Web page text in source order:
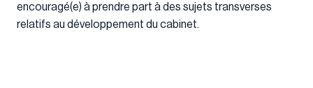
encouragé(e) à prendre part à des sujets transverses
relatifs au développement du cabinet.